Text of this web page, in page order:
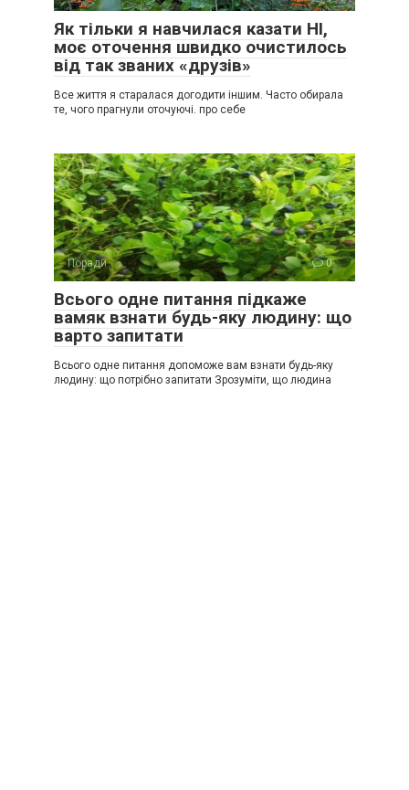
Як тільки я навчилася казати НІ,
моє оточення швидко очистилось
від так званих «друзів»
Все життя я старалася догодити іншим. Часто обирала
те, чого прагнули оточуючі. про себе
Поради 0
Всього одне питання підкаже
вамяк взнати будь-яку людину: що
варто запитати
Всього одне питання допоможе вам взнати будь-яку
людину: що потрібно запитати Зрозуміти, що людина